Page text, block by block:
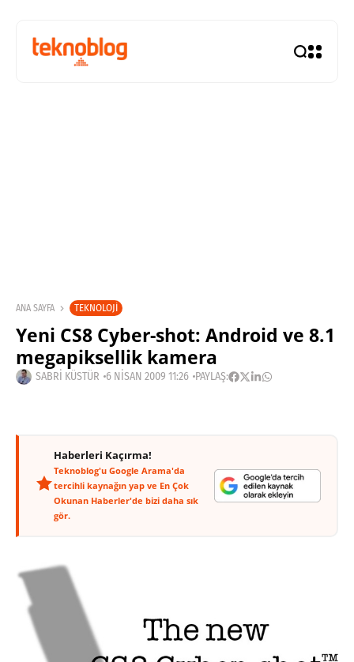
ANA SAYFA TEKNOLOJI
Yeni CS8 Cyber-shot: Android ve 8.1
megapiksellik kamera
SABRI KÜSTÜR 6 NISAN 2009 11:26 PAYLAŞ:
Haberleri Kaçırma!
Teknoblog'u Google Arama'da
tercihli kaynağın yap ve En Çok
Okunan Haberler'de bizi daha sık
gör.